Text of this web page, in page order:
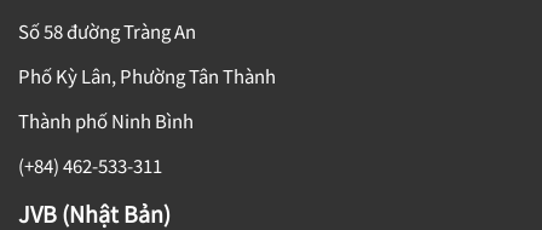
Số 58 đường Tràng An
Phố Kỳ Lân, Phường Tân Thành
Thành phố Ninh Bình
(+84) 462-533-311
JVB (Nhật Bản)